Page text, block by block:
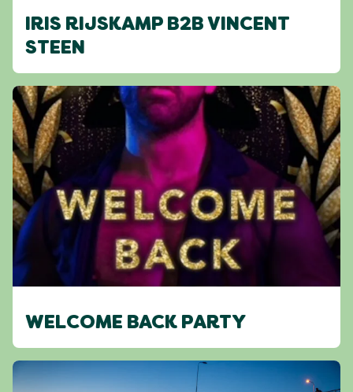
IRIS RIJSKAMP B2B VINCENT
STEEN
WELCOME BACK PARTY